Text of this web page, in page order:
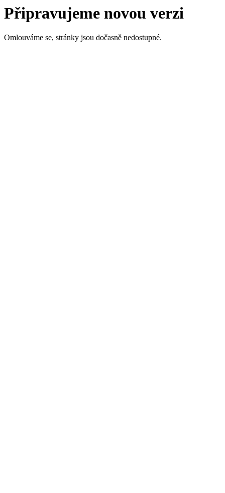
Připravujeme novou verzi
Omlouváme se, stránky jsou dočasně nedostupné.